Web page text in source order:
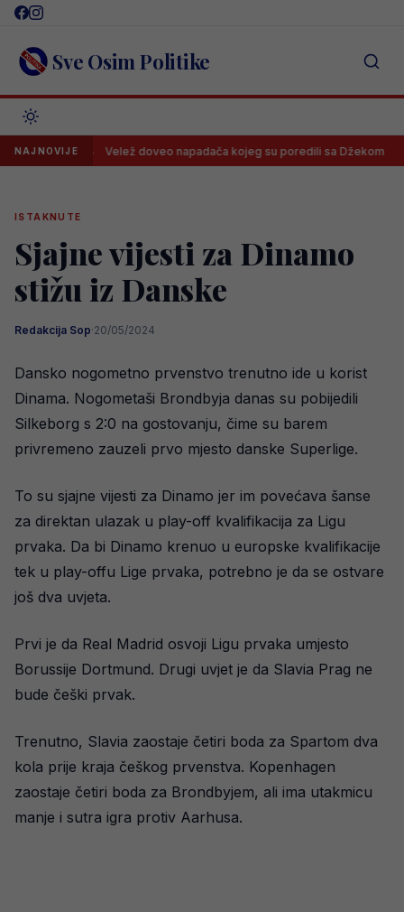
Skip
content Sve Osim Politike
NAJNOVIJEVelež doveo napadača kojeg su poredili sa Džekom
ISTAKNUTE
Sjajne vijesti za Dinamo
stižu iz Danske
Redakcija Sop·20/05/2024
Dansko nogometno prvenstvo trenutno ide u korist
Dinama. Nogometaši Brondbyja danas su pobijedili
Silkeborg s 2:0 na gostovanju, čime su barem
privremeno zauzeli prvo mjesto danske Superlige.
To su sjajne vijesti za Dinamo jer im povećava šanse
za direktan ulazak u play-off kvalifikacija za Ligu
prvaka. Da bi Dinamo krenuo u europske kvalifikacije
tek u play-offu Lige prvaka, potrebno je da se ostvare
još dva uvjeta.
Prvi je da Real Madrid osvoji Ligu prvaka umjesto
Borussije Dortmund. Drugi uvjet je da Slavia Prag ne
bude češki prvak.
Trenutno, Slavia zaostaje četiri boda za Spartom dva
kola prije kraja češkog prvenstva. Kopenhagen
zaostaje četiri boda za Brondbyjem, ali ima utakmicu
manje i sutra igra protiv Aarhusa.